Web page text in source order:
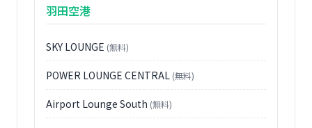
羽田空港
SKY LOUNGE (無料)
POWER LOUNGE CENTRAL (無料)
Airport Lounge South (無料)